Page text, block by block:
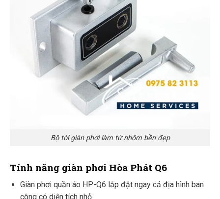
Bộ tời giàn phơi làm từ nhôm bền đẹp
Tính năng giàn phơi Hòa Phát Q6
Giàn phơi quần áo HP-Q6 lắp đặt ngay cả địa hình ban
công có diện tích nhỏ